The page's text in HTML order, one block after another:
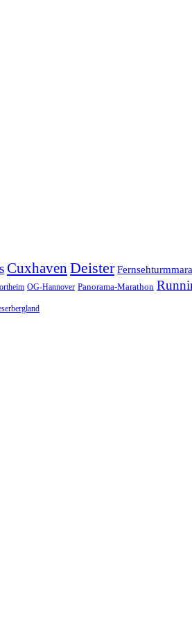
Cuxhaven Deister
OG-Hannover Panorama-Marathon